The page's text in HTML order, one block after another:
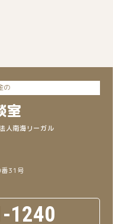
の
室
人南海リーガル
31号
1240